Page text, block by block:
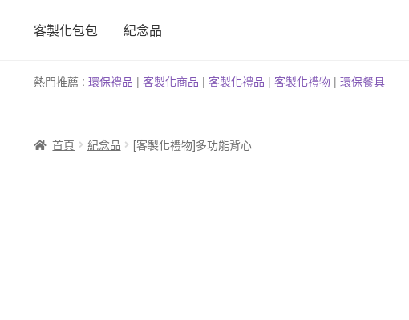
客製化包包 紀念品
熱門推薦 : 環保禮品 | 客製化商品 | 客製化禮品 | 客製化禮物| 環保餐具
首頁 紀念品 [客製化禮物]多功能背心